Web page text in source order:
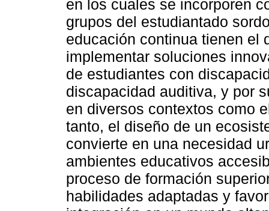
en los cuales se incorporen
grupos del estudiantado
educación continua tienen el
implementar soluciones
de estudiantes con
discapacidad auditiva, y por
en diversos contextos como
tanto, el diseño de un
convierte en una necesidad
ambientes educativos
proceso de formación
habilidades adaptadas y